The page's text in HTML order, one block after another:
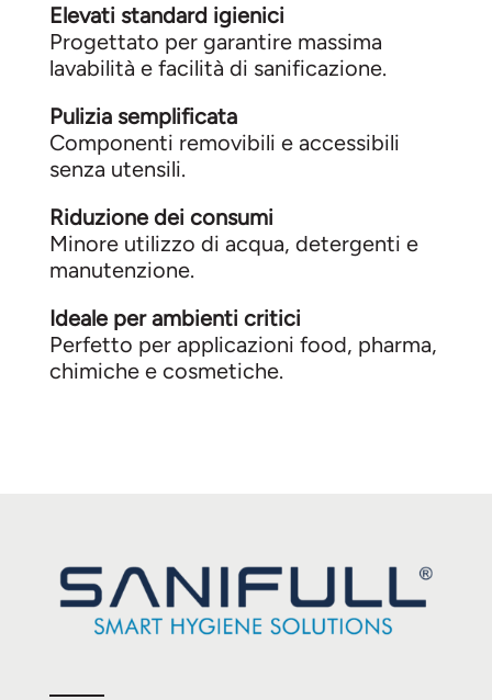
Elevati standard igienici
Progettato per garantire massima
lavabilità e facilità di sanificazione.
Pulizia semplificata
Componenti removibili e accessibili
senza utensili.
Riduzione dei consumi
Minore utilizzo di acqua, detergenti e
manutenzione.
Ideale per ambienti critici
Perfetto per applicazioni food, pharma,
chimiche e cosmetiche.